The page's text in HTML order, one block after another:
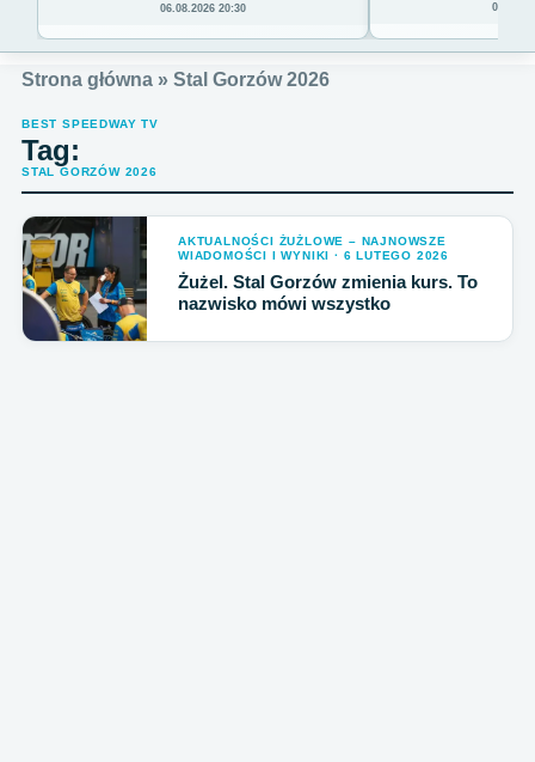
06.08.2026 20:30
Strona główna » Stal Gorzów 2026
BEST SPEEDWAY TV
Tag:
STAL GORZÓW 2026
AKTUALNOŚCI ŻUŻLOWE – NAJNOWSZE
WIADOMOŚCI I WYNIKI · 6 LUTEGO 2026
Żużel. Stal Gorzów zmienia kurs. To
nazwisko mówi wszystko